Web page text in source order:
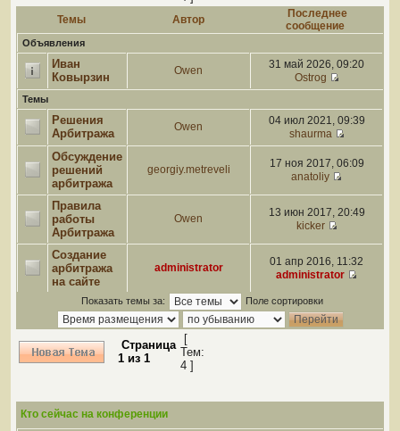
Темы Автор
Последнее
сообщение
Объявления
Иван
Ковырзин
Owen
31 май 2026, 09:20
Ostrog
Темы
Решения
Арбитража
Owen
04 июл 2021, 09:39
shaurma
Обсуждение
решений
арбитража
georgiy.metreveli
17 ноя 2017, 06:09
anatoliy
Правила
работы
Арбитража
Owen
13 июн 2017, 20:49
kicker
Создание
арбитража
на сайте
administrator
01 апр 2016, 11:32
administrator
Показать темы за: Поле сортировки
Страница
1 из 1
[
Тем:
4 ]
Кто сейчас на конференции